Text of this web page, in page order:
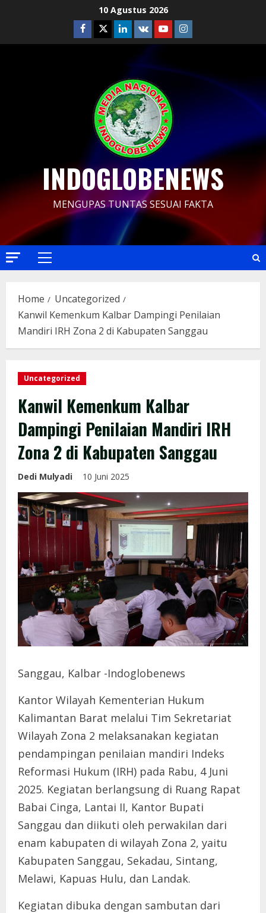
10 Agustus 2026
Facebook
TwitterLinkedin
VK YoutubeInstagram
INDOGLOBENEWS
MENGUPAS TUNTAS SESUAI FAKTA
Primary
Home
Uncategorized
Kanwil Kemenkum Kalbar Dampingi Penilaian
Mandiri IRH Zona 2 di Kabupaten Sanggau
Uncategorized
Kanwil Kemenkum Kalbar
Dampingi Penilaian Mandiri IRH
Zona 2 di Kabupaten Sanggau
Dedi Mulyadi 10 Juni 2025
Sanggau, Kalbar -Indoglobenews
Kantor Wilayah Kementerian Hukum
Kalimantan Barat melalui Tim Sekretariat
Wilayah Zona 2 melaksanakan kegiatan
pendampingan penilaian mandiri Indeks
Reformasi Hukum (IRH) pada Rabu, 4 Juni
2025. Kegiatan berlangsung di Ruang Rapat
Babai Cinga, Lantai II, Kantor Bupati
Sanggau dan diikuti oleh perwakilan dari
enam kabupaten di wilayah Zona 2, yaitu
Kabupaten Sanggau, Sekadau, Sintang,
Melawi, Kapuas Hulu, dan Landak.
Kegiatan dibuka dengan sambutan dari